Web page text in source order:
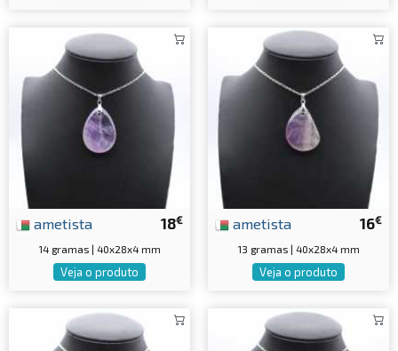
18€
ametista
14 gramas | 40x28x4 mm
Veja o produto
16€
ametista
13 gramas | 40x28x4 mm
Veja o produto